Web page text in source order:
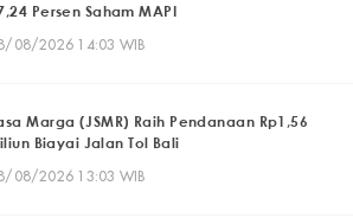
Persen Saham MAPI
08/2026 14:03 WIB
Marga (JSMR) Raih Pendanaan Rp1,56
Biayai Jalan Tol Bali
08/2026 13:03 WIB